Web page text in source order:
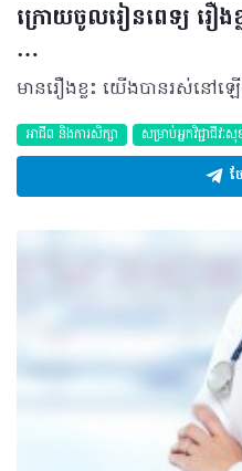
ក្រោយចូលរៀនពេទ្យ រឿងខ្
…
អាជីព និងការសិក្សា សម្រាប់អ្នកវិជ្ជាជីវៈ
ច